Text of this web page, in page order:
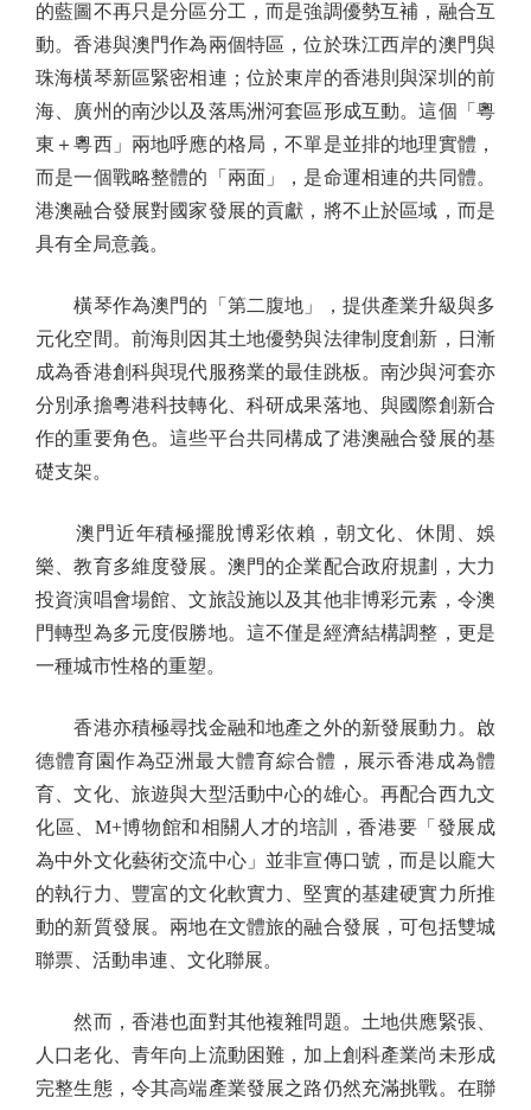
的藍圖不再只是分區分工，而是強調優勢互補，融合互
動。香港與澳門作為兩個特區，位於珠江西岸的澳門與
珠海橫琴新區緊密相連；位於東岸的香港則與深圳的前
海、廣州的南沙以及落馬洲河套區形成互動。這個「粵
東＋粵西」兩地呼應的格局，不單是並排的地理實體，
而是一個戰略整體的「兩面」，是命運相連的共同體。
港澳融合發展對國家發展的貢獻，將不止於區域，而是
具有全局意義。
橫琴作為澳門的「第二腹地」，提供產業升級與多
元化空間。前海則因其土地優勢與法律制度創新，日漸
成為香港創科與現代服務業的最佳跳板。南沙與河套亦
分別承擔粵港科技轉化、科研成果落地、與國際創新合
作的重要角色。這些平台共同構成了港澳融合發展的基
礎支架。
澳門近年積極擺脫博彩依賴，朝文化、休閒、娛
樂、教育多維度發展。澳門的企業配合政府規劃，大力
投資演唱會場館、文旅設施以及其他非博彩元素，令澳
門轉型為多元度假勝地。這不僅是經濟結構調整，更是
一種城市性格的重塑。
香港亦積極尋找金融和地產之外的新發展動力。啟
德體育園作為亞洲最大體育綜合體，展示香港成為體
育、文化、旅遊與大型活動中心的雄心。再配合西九文
化區、M+博物館和相關人才的培訓，香港要「發展成
為中外文化藝術交流中心」並非宣傳口號，而是以龐大
的執行力、豐富的文化軟實力、堅實的基建硬實力所推
動的新質發展。兩地在文體旅的融合發展，可包括雙城
聯票、活動串連、文化聯展。
然而，香港也面對其他複雜問題。土地供應緊張、
人口老化、青年向上流動困難，加上創科產業尚未形成
完整生態，令其高端產業發展之路仍然充滿挑戰。在聯